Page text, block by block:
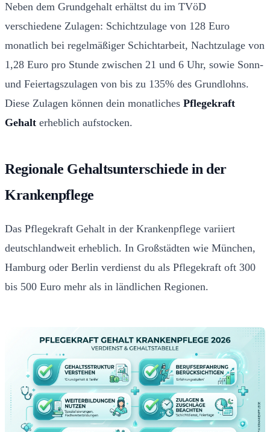
Neben dem Grundgehalt erhältst du im TVöD
verschiedene Zulagen: Schichtzulage von 128 Euro
monatlich bei regelmäßiger Schichtarbeit, Nachtzulage von
1,28 Euro pro Stunde zwischen 21 und 6 Uhr, sowie Sonn-
und Feiertagszulagen von bis zu 135% des Grundlohns.
Diese Zulagen können dein monatliches Pflegekraft
Gehalt erheblich aufstocken.
Regionale Gehaltsunterschiede in der
Krankenpflege
Das Pflegekraft Gehalt in der Krankenpflege variiert
deutschlandweit erheblich. In Großstädten wie München,
Hamburg oder Berlin verdienst du als Pflegekraft oft 300
bis 500 Euro mehr als in ländlichen Regionen.